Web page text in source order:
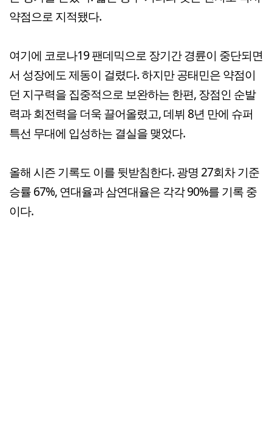
약점으로 지적됐다.
여기에 코로나19 팬데믹으로 장기간 경륜이 중단되면
서 성장에도 제동이 걸렸다. 하지만 공태민은 약점이
던 지구력을 집중적으로 보완하는 한편, 장점인 순발
력과 회전력을 더욱 끌어올렸고, 데뷔 8년 만에 슈퍼
특선 무대에 입성하는 결실을 맺었다.
올해 시즌 기록도 이를 뒷받침한다. 광명 27회차 기준
승률 67%, 연대율과 삼연대율은 각각 90%를 기록 중
이다.